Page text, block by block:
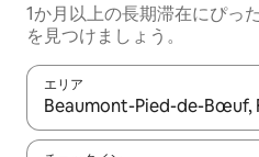
1か月以上の長期滞在にぴっ
を見つけましょう。
エリア
検索結果が表示されたら、上